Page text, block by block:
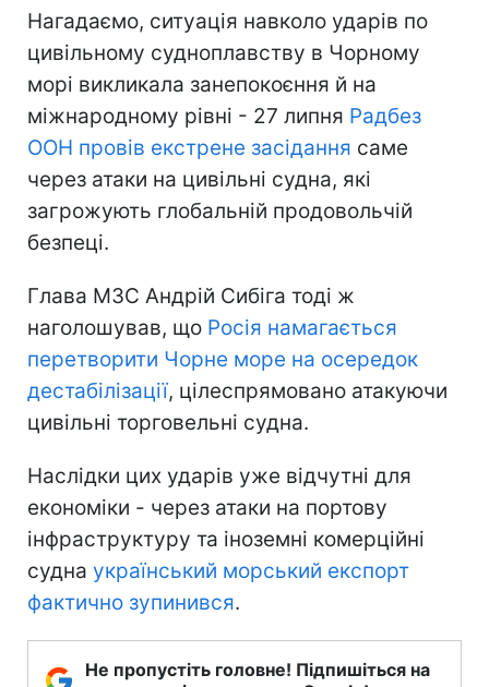
Нагадаємо, ситуація навколо ударів по
цивільному судноплавству в Чорному
морі викликала занепокоєння й на
міжнародному рівні - 27 липня Радбез
ООН провів екстрене засідання саме
через атаки на цивільні судна, які
загрожують глобальній продовольчій
безпеці.
Глава МЗС Андрій Сибіга тоді ж
наголошував, що Росія намагається
перетворити Чорне море на осередок
дестабілізації, цілеспрямовано атакуючи
цивільні торговельні судна.
Наслідки цих ударів уже відчутні для
економіки - через атаки на портову
інфраструктуру та іноземні комерційні
судна український морський експорт
фактично зупинився.
Не пропустіть головне! Підпишіться на